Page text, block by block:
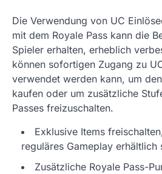
Die Verwendung von UC
mit dem Royale Pass kann die
Spieler erhalten, erheblich
können sofortigen Zugang zu
verwendet werden kann, um
kaufen oder um zusätzliche
Passes freizuschalten.
Exklusive Items
reguläres Gameplay erhältlich
Zusätzliche Royale Pass-